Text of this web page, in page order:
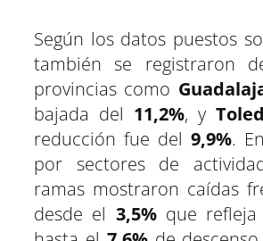
Según los datos puestos
también se registraron
provincias como
bajada del 11,2%, y
reducción fue del 9,9%.
por sectores de
ramas mostraron caídas
desde el 3,5%que refleja